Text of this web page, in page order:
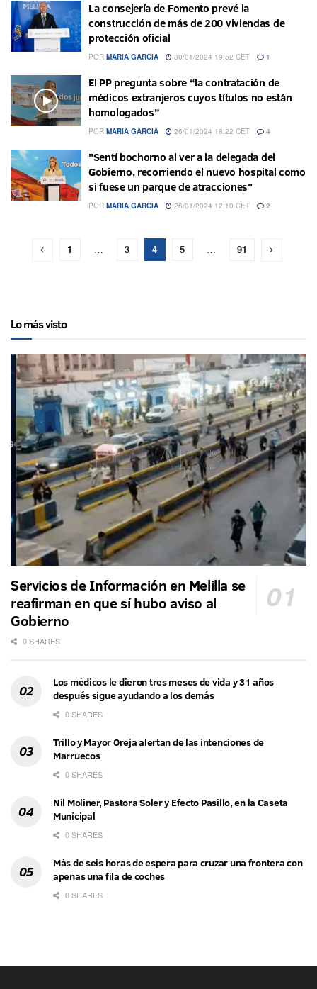
La consejería de Fomento prevé la
construcción de más de 200 viviendas de
protección oficial
POR MARIA GARCIA 30/01/2024 19:52 CET 1
El PP pregunta sobre “la contratación de
médicos extranjeros cuyos títulos no están
homologados”
POR MARIA GARCIA 26/01/2024 18:22 CET 4
"Sentí bochorno al ver a la delegada del
Gobierno, recorriendo el nuevo hospital como
si fuese un parque de atracciones"
POR MARIA GARCIA 26/01/2024 12:10 CET 2
1 … 3 4 5 … 91
Lo más visto
Servicios de Información en Melilla se
reafirman en que sí hubo aviso al
Gobierno
0 SHARES
Los médicos le dieron tres meses de vida y 31 años
después sigue ayudando a los demás
0 SHARES
Trillo y Mayor Oreja alertan de las intenciones de
Marruecos
0 SHARES
Nil Moliner, Pastora Soler y Efecto Pasillo, en la Caseta
Municipal
0 SHARES
Más de seis horas de espera para cruzar una frontera con
apenas una fila de coches
0 SHARES